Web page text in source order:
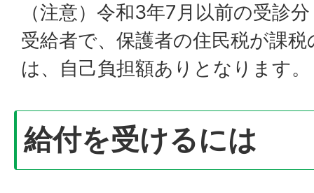
（注意）令和3年7月以前の受診
受給者で、保護者の住民税が課
は、自己負担額ありとなります。
給付を受けるには